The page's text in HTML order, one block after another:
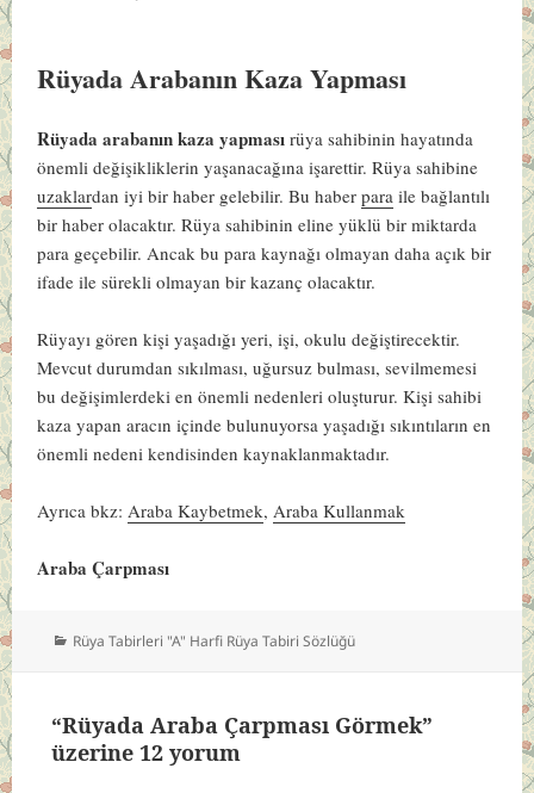
Rüyada Arabanın Kaza Yapması
Rüyada arabanın kaza yapması rüya sahibinin hayatında
önemli değişikliklerin yaşanacağına işarettir. Rüya sahibine
uzaklardan iyi bir haber gelebilir. Bu haberpara ile bağlantılı
bir haber olacaktır. Rüya sahibinin eline yüklü bir miktarda
para geçebilir. Ancak bu para kaynağı olmayan daha açık bir
ifade ile sürekli olmayan bir kazanç olacaktır.
Rüyayı gören kişi yaşadığı yeri, işi, okulu değiştirecektir.
Mevcut durumdan sıkılması, uğursuz bulması, sevilmemesi
bu değişimlerdeki en önemli nedenleri oluşturur. Kişi sahibi
kaza yapan aracın içinde bulunuyorsa yaşadığı sıkıntıların en
önemli nedeni kendisinden kaynaklanmaktadır.
Ayrıca bkz:Araba Kaybetmek,Araba Kullanmak
Araba Çarpması
Kategoriler
Rüya Tabirleri "A" Harfi Rüya Tabiri Sözlüğü
“Rüyada Araba Çarpması Görmek”
üzerine 12 yorum